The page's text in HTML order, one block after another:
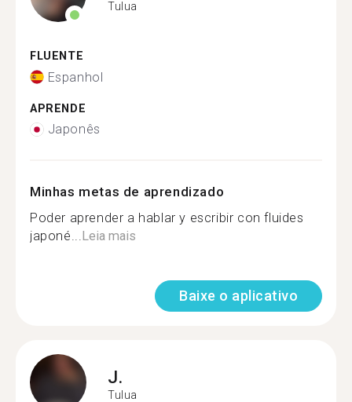
Tulua
FLUENTE
Espanhol
APRENDE
Japonês
Minhas metas de aprendizado
Poder aprender a hablar y escribir con fluides
japoné...Leia mais
Baixe o aplicativo
J.
Tulua